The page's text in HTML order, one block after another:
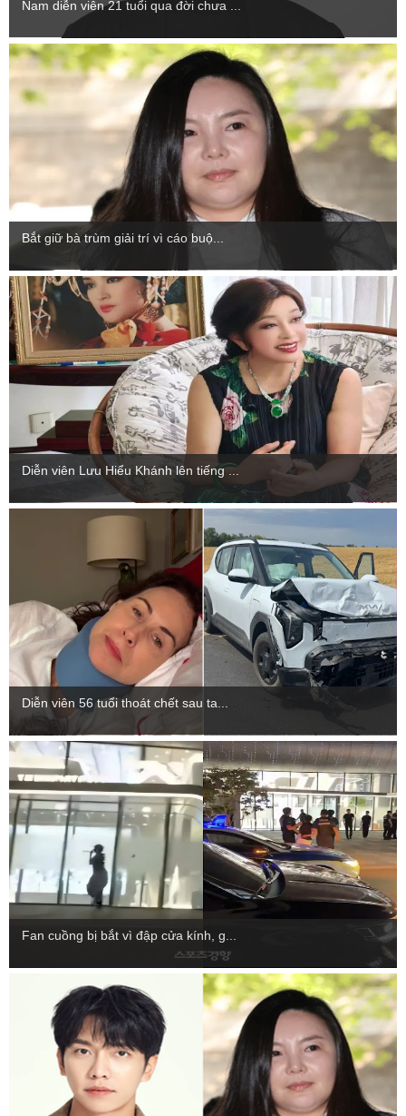
Nam diễn viên 21 tuổi qua đời chưa ...
Bắt giữ bà trùm giải trí vì cáo buộ...
Diễn viên Lưu Hiểu Khánh lên tiếng ...
Diễn viên 56 tuổi thoát chết sau ta...
Fan cuồng bị bắt vì đập cửa kính, g...